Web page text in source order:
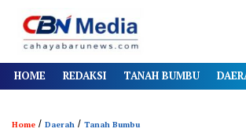
HOME REDAKSI TANAH BUMBU
Home / Daerah / Tanah Bumbu